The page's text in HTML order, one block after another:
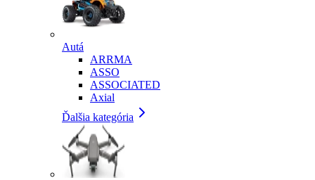
Autá
ARRMA
ASSO
ASSOCIATED
Axial
Ďalšia kategória